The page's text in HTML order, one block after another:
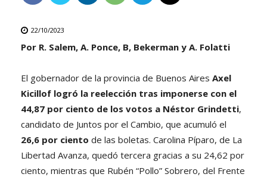
22/10/2023
Por R. Salem, A. Ponce, B, Bekerman y A. Folatti
El gobernador de la provincia de Buenos Aires Axel
Kicillof logró la reelección tras imponerse con el
44,87 por ciento de los votos a Néstor Grindetti,
candidato de Juntos por el Cambio, que acumuló el
26,6 por ciento de las boletas. Carolina Píparo, de La
Libertad Avanza, quedó tercera gracias a su 24,62 por
ciento, mientras que Rubén “Pollo” Sobrero, del Frente